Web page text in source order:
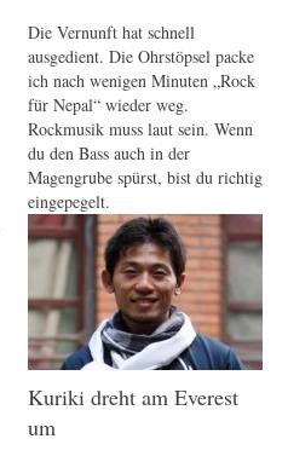
Die Vernunft hat schnell
ausgedient. Die Ohrstöpsel packe
ich nach wenigen Minuten „Rock
für Nepal“ wieder weg.
Rockmusik muss laut sein. Wenn
du den Bass auch in der
Magengrube spürst, bist du richtig
eingepegelt.
Kuriki dreht am Everest
um